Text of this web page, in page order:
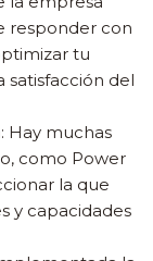
responder con
tu
satisfacción del
: Hay muchas
como Power
la que
y capacidades